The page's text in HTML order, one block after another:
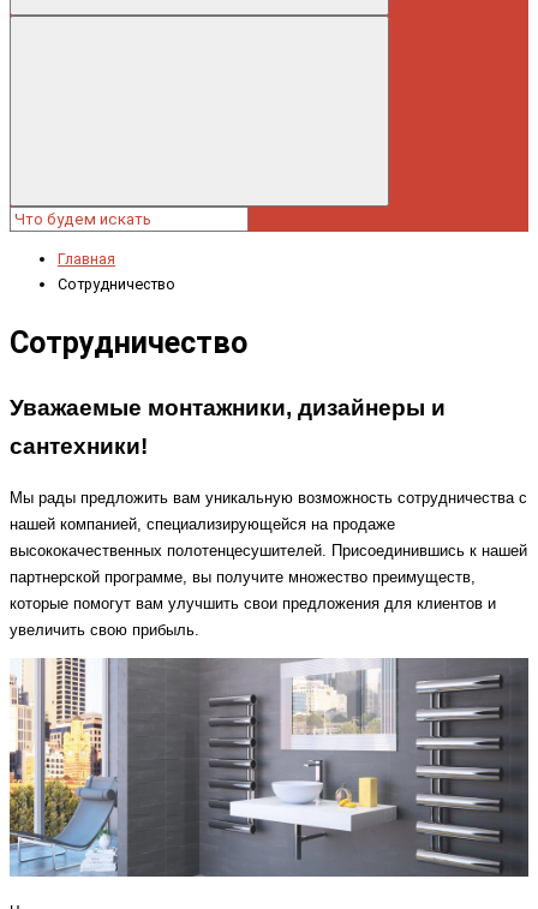
Главная
Сотрудничество
Сотрудничество
Уважаемые монтажники, дизайнеры и
сантехники!
Мы рады предложить вам уникальную возможность сотрудничества с
нашей компанией, специализирующейся на продаже
высококачественных полотенцесушителей. Присоединившись к нашей
партнерской программе, вы получите множество преимуществ,
которые помогут вам улучшить свои предложения для клиентов и
увеличить свою прибыль.